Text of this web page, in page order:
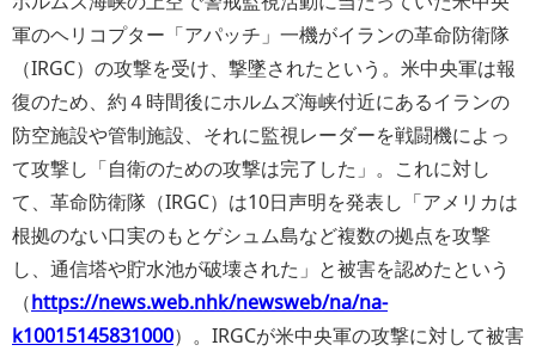
軍のヘリコプター「アパッチ」一機がイランの革命防衛隊
（IRGC）の攻撃を受け、撃墜されたという。米中央軍は報
復のため、約４時間後にホルムズ海峡付近にあるイランの
防空施設や管制施設、それに監視レーダーを戦闘機によっ
て攻撃し「自衛のための攻撃は完了した」。これに対し
て、革命防衛隊（IRGC）は10日声明を発表し「アメリカは
根拠のない口実のもとゲシュム島など複数の拠点を攻撃
し、通信塔や貯水池が破壊された」と被害を認めたという
（https://news.web.nhk/newsweb/na/na-
k10015145831000）。IRGCが米中央軍の攻撃に対して被害